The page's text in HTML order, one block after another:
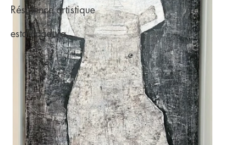
Résidence artistique
estampadura